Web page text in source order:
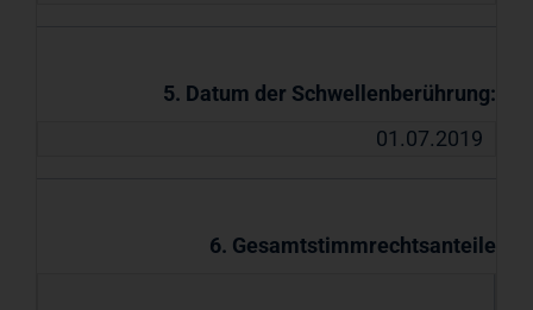
5. Datum der Schwellenberührung:
01.07.2019
6. Gesamtstimmrechtsanteile